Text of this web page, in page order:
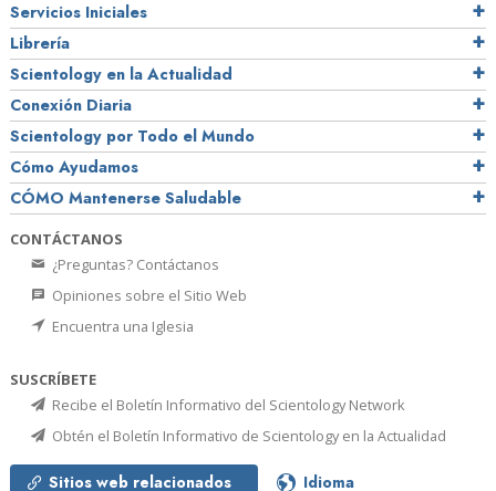
Servicios Iniciales
Librería
Scientology en la Actualidad
Conexión Diaria
Scientology por Todo el Mundo
Cómo Ayudamos
CÓMO Mantenerse Saludable
CONTÁCTANOS
¿Preguntas? Contáctanos
Opiniones sobre el Sitio Web
Encuentra una Iglesia
SUSCRÍBETE
Recibe el Boletín Informativo del Scientology Network
Obtén el Boletín Informativo de Scientology en la Actualidad
Sitios web relacionados Idioma